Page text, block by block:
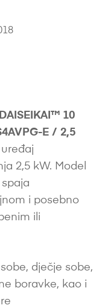
10
E / 2,5
2,5 kW. Model
i posebno
ili
dječje sobe,
boravke, kao i